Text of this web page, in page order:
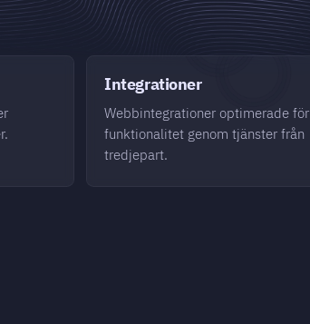
Integrationer
Webbintegrationer optimerade för
funktionalitet genom tjänster från
tredjepart.